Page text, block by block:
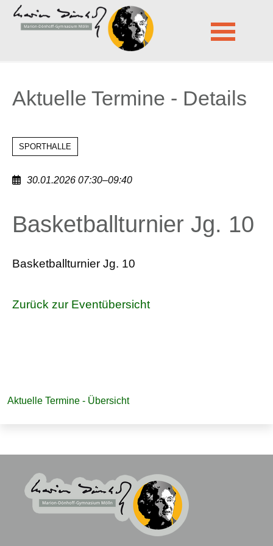
Marion-Dönhoff-Gymnasium Mölln
Aktuelle Termine - Details
Aktuelle Termine - Details
SPORTHALLE
30.01.2026 07:30–09:40
Basketballturnier Jg. 10
Basketballturnier Jg. 10
Zurück zur Eventübersicht
überspringen
Aktuelle Termine - Übersicht